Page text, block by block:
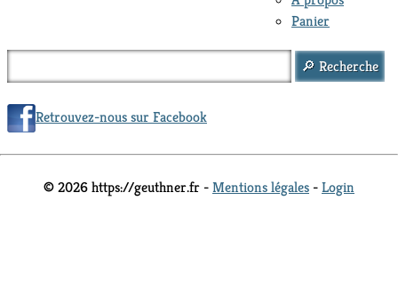
Panier
Retrouvez-nous sur Facebook
© 2026 https://geuthner.fr -Mentions légales -Login